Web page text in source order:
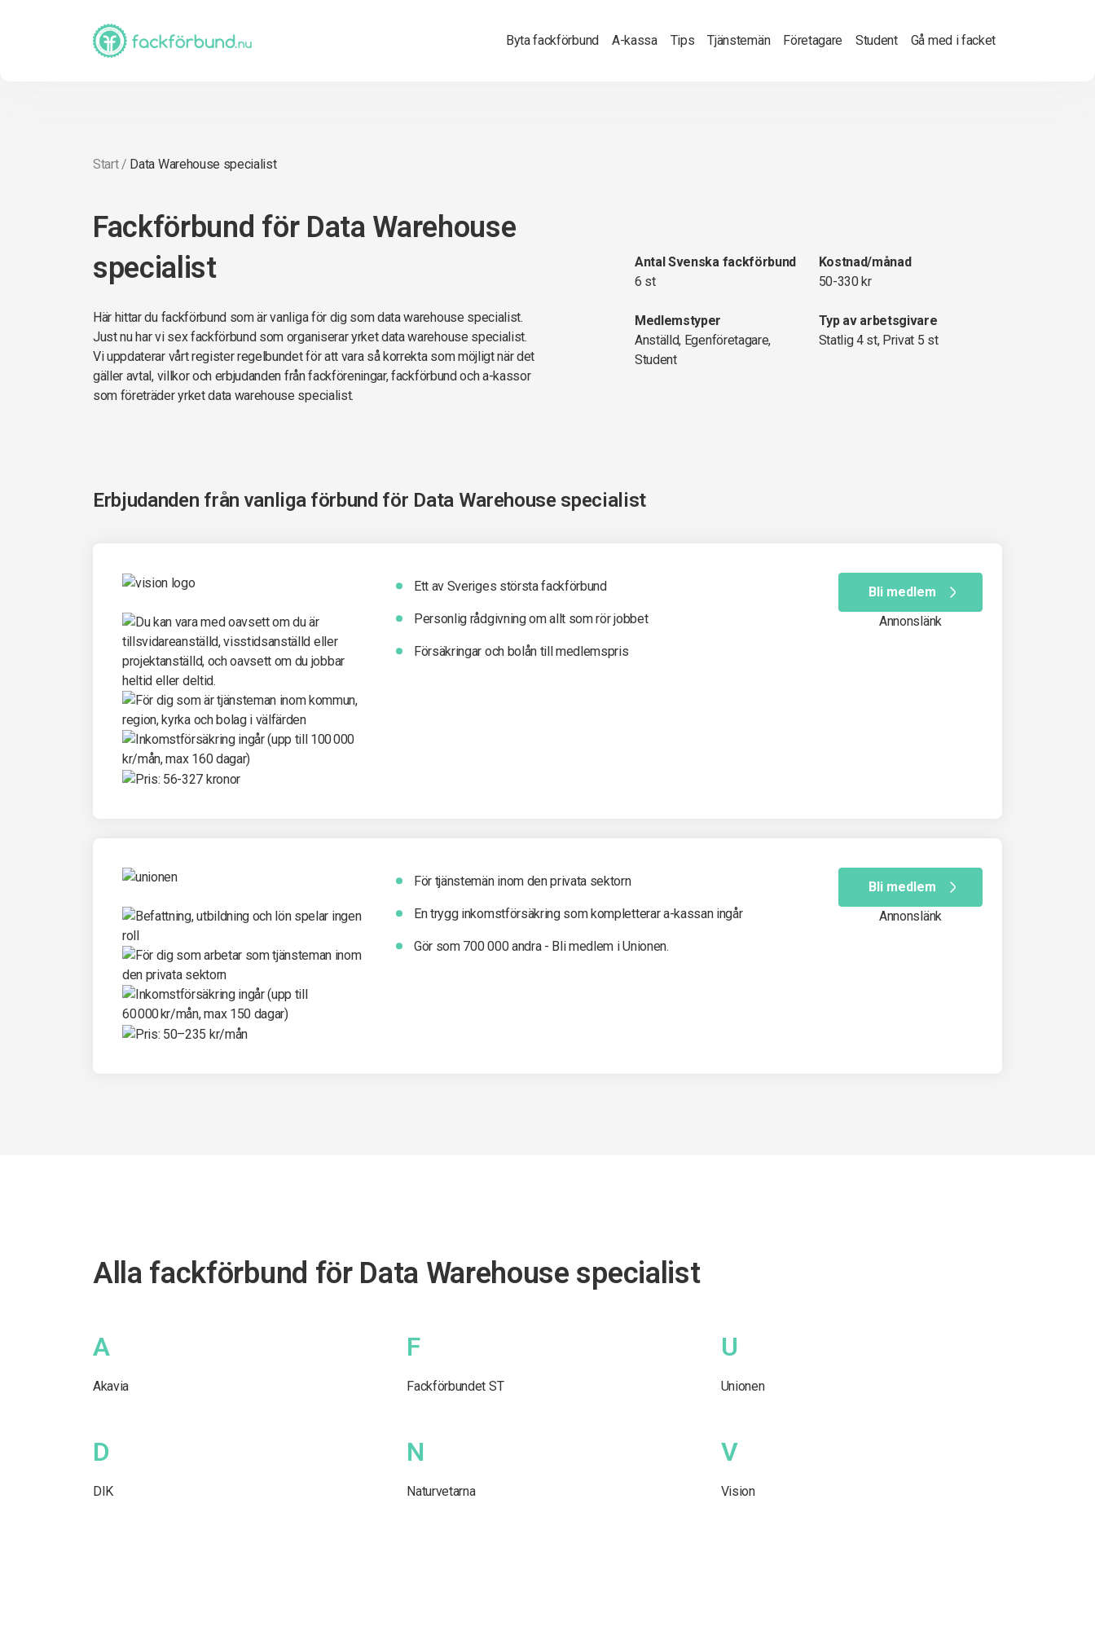
Byta fackförbund A-kassa Tips Tjänstemän Företagare Student Gå med i facket
Start/ Data Warehouse specialist
Fackförbund för Data Warehouse
specialist
Här hittar du fackförbund som är vanliga för dig som data warehouse specialist.
Just nu har vi sex fackförbund som organiserar yrket data warehouse specialist.
Vi uppdaterar vårt register regelbundet för att vara så korrekta som möjligt när det
gäller avtal, villkor och erbjudanden från fackföreningar, fackförbund och a-kassor
som företräder yrket data warehouse specialist.
Antal Svenska fackförbund
6 st
Kostnad/månad
50-330 kr
Medlemstyper
Anställd, Egenföretagare,
Student
Typ av arbetsgivare
Statlig 4 st, Privat 5 st
Erbjudanden från vanliga förbund för Data Warehouse specialist
Ett av Sveriges största fackförbund
Personlig rådgivning om allt som rör jobbet
Försäkringar och bolån till medlemspris
Bli medlem
Annonslänk
För tjänstemän inom den privata sektorn
En trygg inkomst­försäkring som kompletterar a-kassan ingår
Gör som 700 000 andra - Bli medlem i Unionen.
Bli medlem
Annonslänk
Alla fackförbund för Data Warehouse specialist
A
Akavia
D
DIK
F
Fackförbundet ST
N
Naturvetarna
U
Unionen
V
Vision